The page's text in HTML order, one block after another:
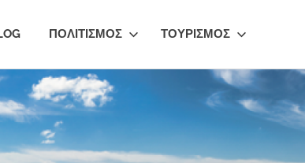
ΠΟΛΙΤΙΣΜΟΣ ΤΟΥΡΙΣΜΟΣ